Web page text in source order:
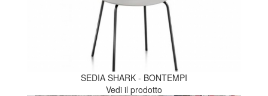
SEDIA SHARK - BONTEMPI
Vedi il prodotto